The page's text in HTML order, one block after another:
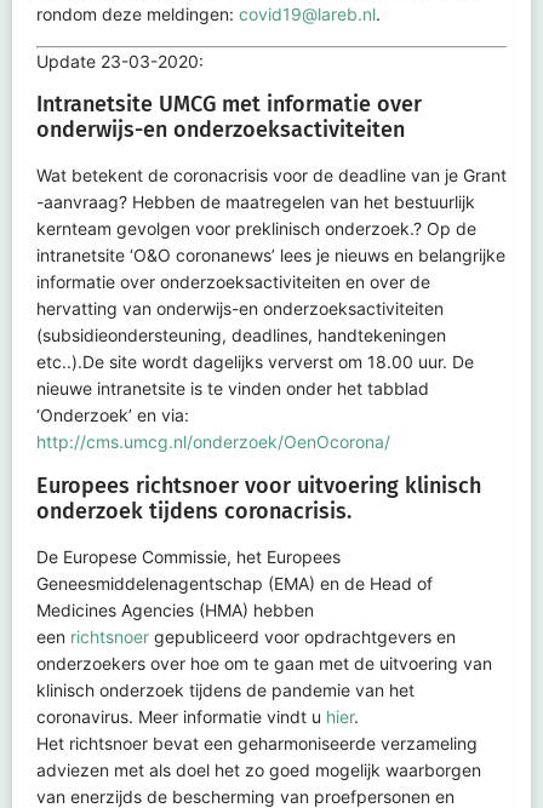
rondom deze meldingen: covid19@lareb.nl.
Update 23-03-2020:
Intranetsite UMCG met informatie over
onderwijs-en onderzoeksactiviteiten
Wat betekent de coronacrisis voor de deadline van je Grant
-aanvraag? Hebben de maatregelen van het bestuurlijk
kernteam gevolgen voor preklinisch onderzoek.? Op de
intranetsite ‘O&O coronanews’ lees je nieuws en belangrijke
informatie over onderzoeksactiviteiten en over de
hervatting van onderwijs-en onderzoeksactiviteiten
(subsidieondersteuning, deadlines, handtekeningen
etc..).De site wordt dagelijks ververst om 18.00 uur. De
nieuwe intranetsite is te vinden onder het tabblad
‘Onderzoek’ en via:
http://cms.umcg.nl/onderzoek/OenOcorona/
Europees richtsnoer voor uitvoering klinisch
onderzoek tijdens coronacrisis.
De Europese Commissie, het Europees
Geneesmiddelenagentschap (EMA) en de Head of
Medicines Agencies (HMA) hebben
een richtsnoer gepubliceerd voor opdrachtgevers en
onderzoekers over hoe om te gaan met de uitvoering van
klinisch onderzoek tijdens de pandemie van het
coronavirus. Meer informatie vindt u hier.
Het richtsnoer bevat een geharmoniseerde verzameling
adviezen met als doel het zo goed mogelijk waarborgen
van enerzijds de bescherming van proefpersonen en